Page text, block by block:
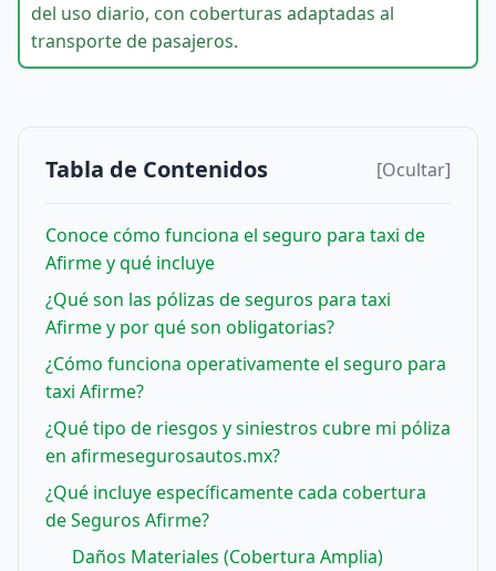
del uso diario, con coberturas adaptadas al
transporte de pasajeros.
Tabla de Contenidos [Ocultar]
Conoce cómo funciona el seguro para taxi de
Afirme y qué incluye
¿Qué son las pólizas de seguros para taxi
Afirme y por qué son obligatorias?
¿Cómo funciona operativamente el seguro para
taxi Afirme?
¿Qué tipo de riesgos y siniestros cubre mi póliza
en afirmesegurosautos.mx?
¿Qué incluye específicamente cada cobertura
de Seguros Afirme?
Daños Materiales (Cobertura Amplia)